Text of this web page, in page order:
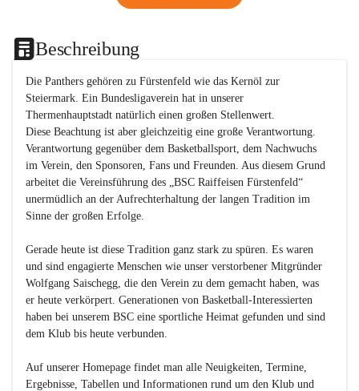
Beschreibung
Die Panthers gehören zu Fürstenfeld wie das Kernöl zur
Steiermark. Ein Bundesligaverein hat in unserer
Thermenhauptstadt natürlich einen großen Stellenwert.
Diese Beachtung ist aber gleichzeitig eine große Verantwortung.
Verantwortung gegenüber dem Basketballsport, dem Nachwuchs
im Verein, den Sponsoren, Fans und Freunden. Aus diesem Grund
arbeitet die Vereinsführung des „BSC Raiffeisen Fürstenfeld“
unermüdlich an der Aufrechterhaltung der langen Tradition im
Sinne der großen Erfolge.
Gerade heute ist diese Tradition ganz stark zu spüren. Es waren
und sind engagierte Menschen wie unser verstorbener Mitgründer
Wolfgang Saischegg, die den Verein zu dem gemacht haben, was
er heute verkörpert. Generationen von Basketball-Interessierten
haben bei unserem BSC eine sportliche Heimat gefunden und sind
dem Klub bis heute verbunden.
Auf unserer Homepage findet man alle Neuigkeiten, Termine,
Ergebnisse, Tabellen und Informationen rund um den Klub und